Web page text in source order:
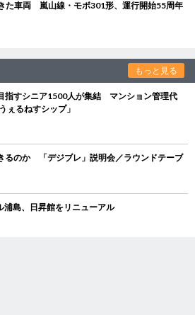
た車両 嵐山線・モボ301形、運行開始55周年
もっと見る
指すシニア1500人が集結 マンション管理代
ぇるねすシップ」
るのか 「デジブレ」説明会／ラウンドテーブ
島、日昇館をリニューアル